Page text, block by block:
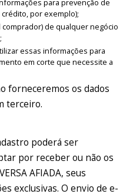
para prevenção de
por exemplo);
de qualquer negócio
essas informações para
em corte que necessite a
forneceremos os dados
terceiro.
poderá ser
por receber ou não os
AFIADA, seus
exclusivas. O envio de e-